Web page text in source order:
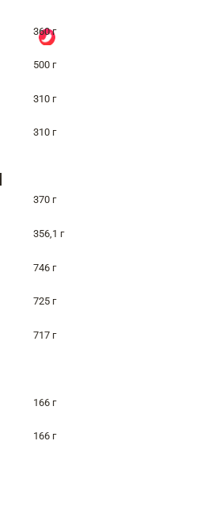
360 г
500 г
310 г
310 г
370 г
356,1 г
746 г
725 г
717 г
166 г
166 г